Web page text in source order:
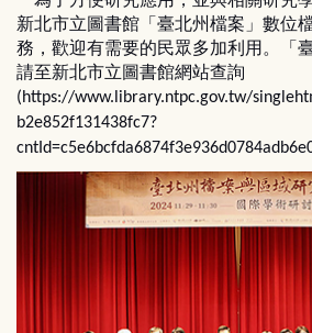
新北市立圖書館「臺北州檔案」數位
務，歡迎有需要的民眾多加利用。「
請至新北市立圖書館網站查詢
(https://www.library.ntpc.gov.tw/
b2e852f131438fc7?